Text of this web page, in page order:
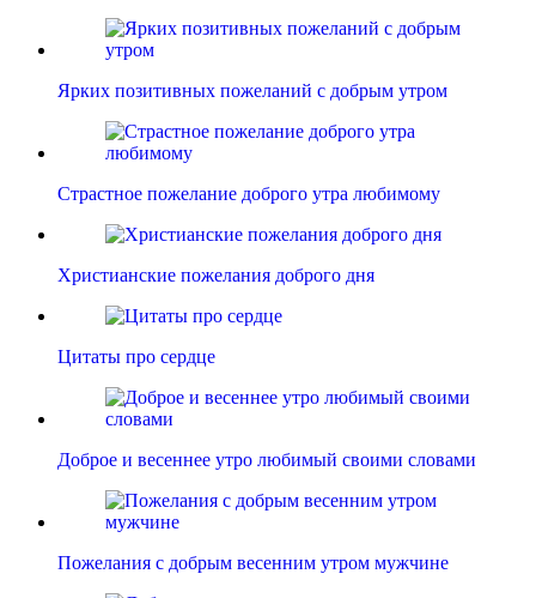
Ярких позитивных пожеланий с добрым утром
Страстное пожелание доброго утра любимому
Христианские пожелания доброго дня
Цитаты про сердце
Доброе и весеннее утро любимый своими словами
Пожелания с добрым весенним утром мужчине